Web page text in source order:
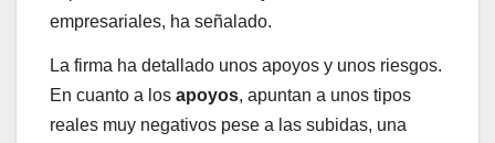
empresariales, ha señalado.
La firma ha detallado unos apoyos y unos riesgos.
En cuanto a los apoyos, apuntan a unos tipos
reales muy negativos pese a las subidas, una